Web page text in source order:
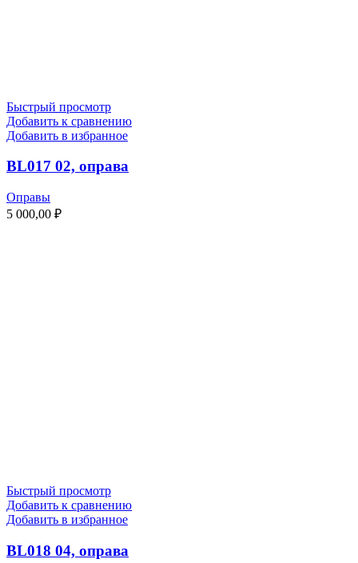
Быстрый просмотр
Добавить к сравнению
Добавить в избранное
BL017 02, оправа
Оправы
5 000,00 ₽
Быстрый просмотр
Добавить к сравнению
Добавить в избранное
BL018 04, оправа